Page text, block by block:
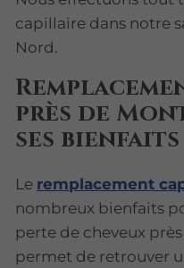
capillaire dans notre
Nord.
près de
ses bienfaits
Le remplacement
nombreux bienfaits
perte de cheveux
permet de retrouver